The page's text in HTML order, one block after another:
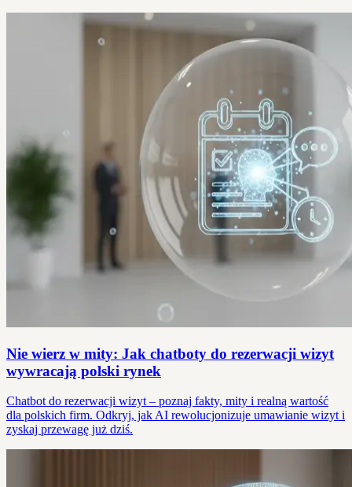
Nie wierz w mity: Jak chatboty do rezerwacji wizyt
wywracają polski rynek
Chatbot do rezerwacji wizyt – poznaj fakty, mity i realną wartość
dla polskich firm. Odkryj, jak AI rewolucjonizuje umawianie wizyt i
zyskaj przewagę już dziś.